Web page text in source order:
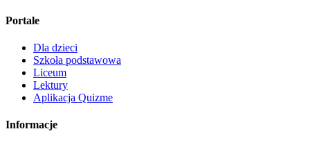
Portale
Dla dzieci
Szkoła podstawowa
Liceum
Lektury
Aplikacja Quizme
Informacje